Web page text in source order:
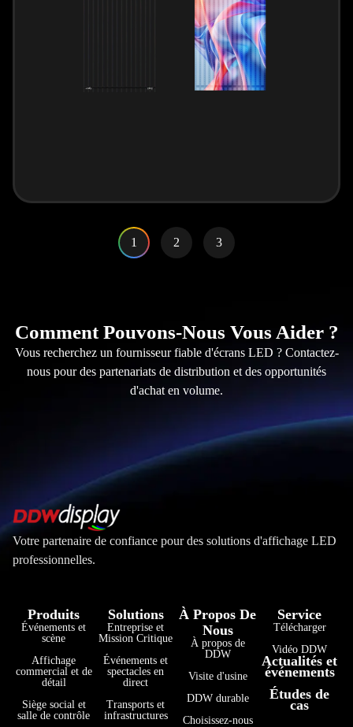
1 2 3
Comment Pouvons-Nous Vous Aider ?
Vous recherchez un fournisseur fiable d'écrans LED ? Contactez-
nous pour des partenariats de distribution et des opportunités
d'achat en volume.
Votre partenaire de confiance pour des solutions d'affichage LED
professionnelles.
Produits
Événements et
scène
Affichage
commercial et de
détail
Siège social et
salle de contrôle
Solutions
Entreprise et
Mission Critique
Événements et
spectacles en
direct
Transports et
infrastructures
À Propos De
Nous
À propos de
DDW
Visite d'usine
DDW durable
Choisissez-nous
Service
Télécharger
Vidéo DDW
Actualités et
événements
Études de
cas